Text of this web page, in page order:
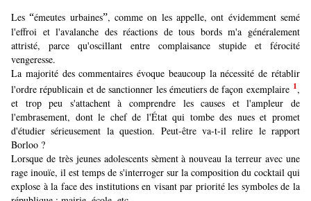
Les“émeutes urbaines”, comme on les appelle, ont évidemment semé
l'effroi et l'avalanche des réactions de tous bords m'a généralement
attristé, parce qu'oscillant entre complaisance stupide et férocité
vengeresse.
La majorité des commentaires évoque beaucoup la nécessité de rétablir
l'ordre républicain et de sanctionner les émeutiers de façon exemplaire 1,
et trop peu s'attachent à comprendre les causes et l'ampleur de
l'embrasement, dont le chef de l'État qui tombe des nues et promet
d'étudier sérieusement la question. Peut-être va-t-il relire le rapport
Borloo ?
Lorsque de très jeunes adolescents sèment à nouveau la terreur avec une
rage inouïe, il est temps de s'interroger sur la composition du cocktail qui
explose à la face des institutions en visant par priorité les symboles de la